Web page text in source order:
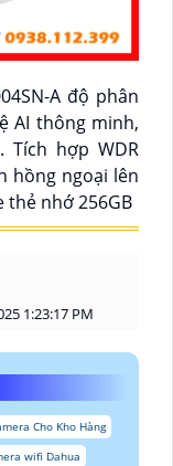
A độ phân
AI thông minh,
Tích hợp WDR
hồng ngoại lên
thẻ nhớ 256GB
1:23:17 PM
Cho Kho Hàng
wifi Dahua